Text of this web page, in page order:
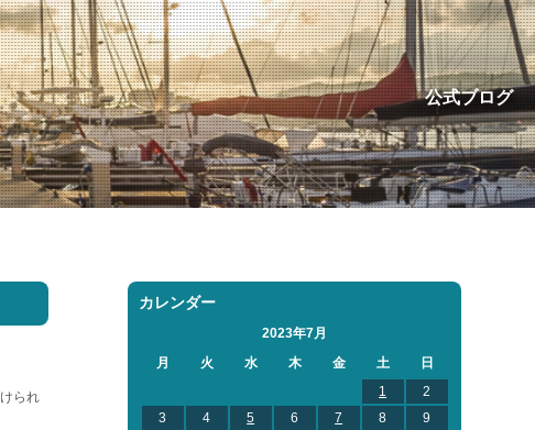
公式ブログ
られ
カレンダー
2023年7月
月
火 水 木 金 土
日
1
2
3
4 5 6 7 8
9